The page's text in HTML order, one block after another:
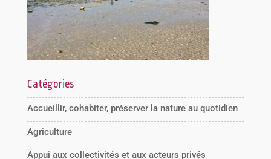
Catégories
Accueillir, cohabiter, préserver la nature au quotidien
Agriculture
Appui aux collectivités et aux acteurs privés